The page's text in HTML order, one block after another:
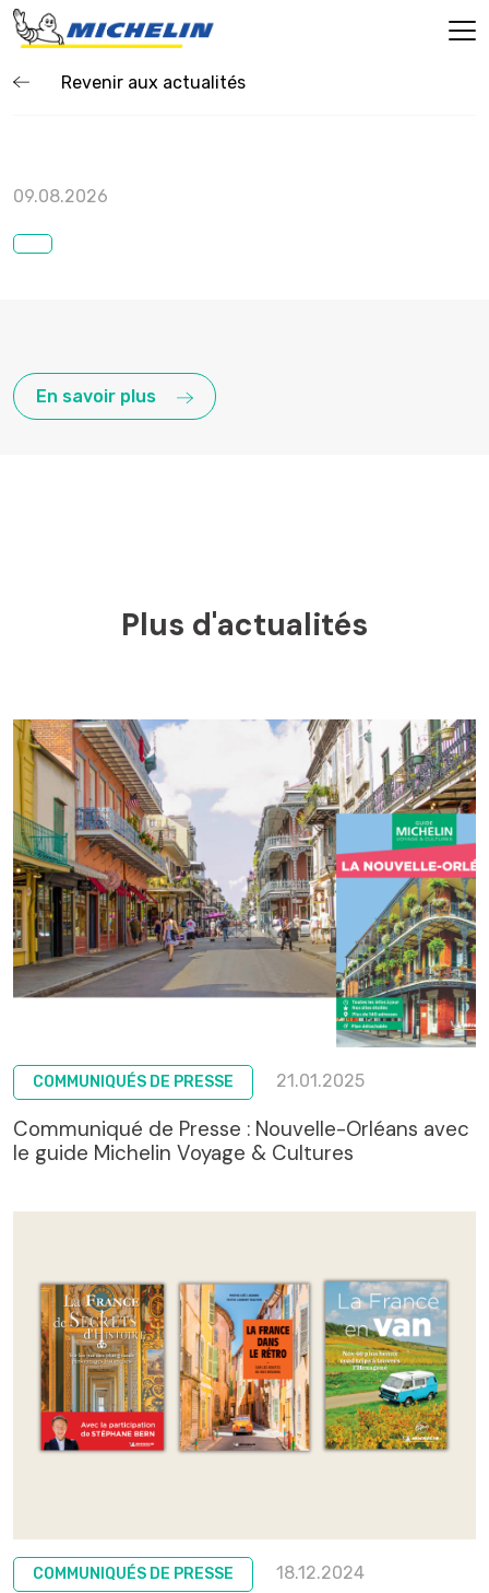
Revenir aux actualités
09.08.2026
En savoir plus
Plus d'actualités
COMMUNIQUÉS DE PRESSE 21.01.2025
Communiqué de Presse : Nouvelle-Orléans avec
le guide Michelin Voyage & Cultures
COMMUNIQUÉS DE PRESSE 18.12.2024